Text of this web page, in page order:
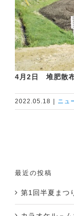
4月2日 堆肥散
2022.05.18 ニュ
最近の投稿
第1回半夏まつ